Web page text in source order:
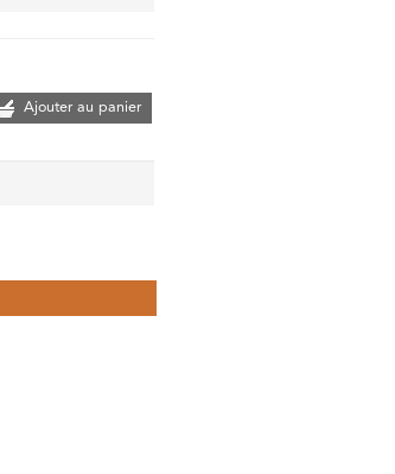
Ajouter au panier